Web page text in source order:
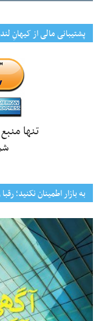
پشتیبانی مالی از کیهانِ
تنها
به بازار اطمینان نکنید؛